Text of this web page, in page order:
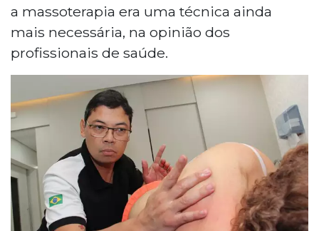
a massoterapia era uma técnica ainda
mais necessária, na opinião dos
profissionais de saúde.